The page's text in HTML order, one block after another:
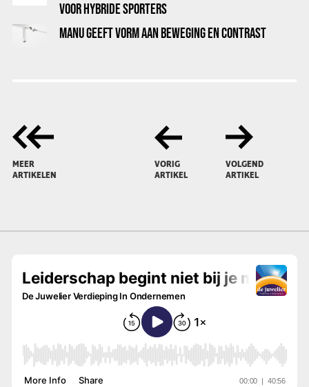
VOOR HYBRIDE SPORTERS
MANU GEEFT VORM AAN BEWEGING EN CONTRAST
MEER
ARTIKELEN
VORIG
ARTIKEL
VOLGEND
ARTIKEL